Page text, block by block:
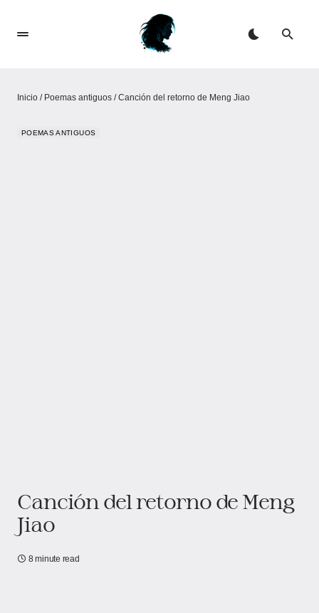
Inicio / Poemas antiguos /Canción del retorno de Meng Jiao
POEMAS ANTIGUOS
Canción del retorno de Meng
Jiao
8 minute read